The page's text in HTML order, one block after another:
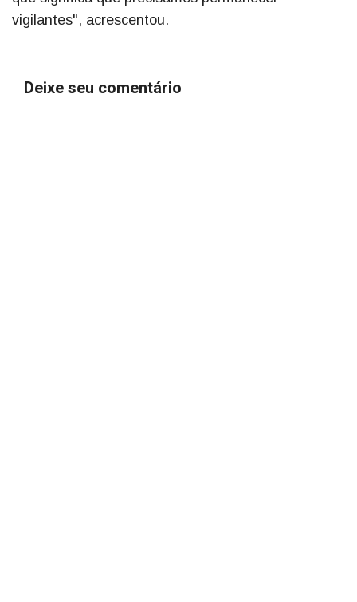
vigilantes", acrescentou.
Deixe seu comentário